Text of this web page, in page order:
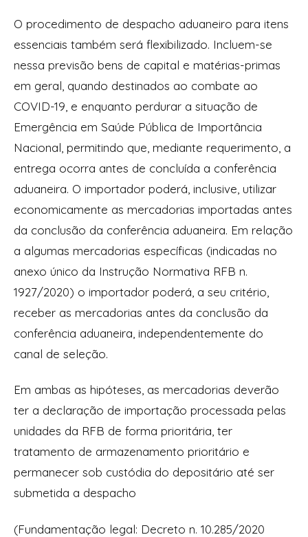
O procedimento de despacho aduaneiro para itens
essenciais também será flexibilizado. Incluem-se
nessa previsão bens de capital e matérias-primas
em geral, quando destinados ao combate ao
COVID-19, e enquanto perdurar a situação de
Emergência em Saúde Pública de Importância
Nacional, permitindo que, mediante requerimento, a
entrega ocorra antes de concluída a conferência
aduaneira. O importador poderá, inclusive, utilizar
economicamente as mercadorias importadas antes
da conclusão da conferência aduaneira. Em relação
a algumas mercadorias específicas (indicadas no
anexo único da Instrução Normativa RFB n.
1927/2020) o importador poderá, a seu critério,
receber as mercadorias antes da conclusão da
conferência aduaneira, independentemente do
canal de seleção.
Em ambas as hipóteses, as mercadorias deverão
ter a declaração de importação processada pelas
unidades da RFB de forma prioritária, ter
tratamento de armazenamento prioritário e
permanecer sob custódia do depositário até ser
submetida a despacho
(Fundamentação legal: Decreto n. 10.285/2020